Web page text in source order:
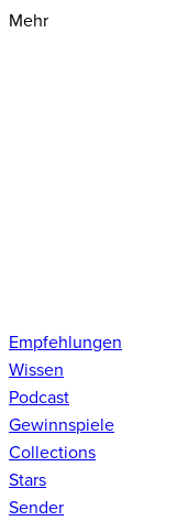
Mehr
Empfehlungen
Wissen
Podcast
Gewinnspiele
Collections
Stars
Sender